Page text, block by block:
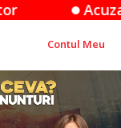
Acuzațiile
Contul Meu